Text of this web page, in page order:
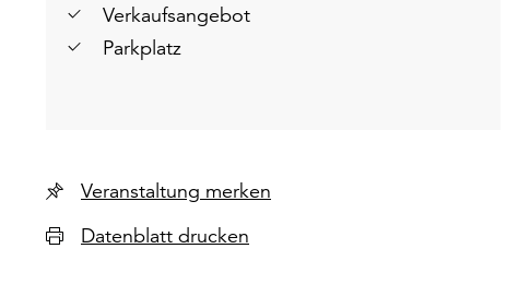
Verkaufsangebot
Parkplatz
Veranstaltung merken
Datenblatt drucken